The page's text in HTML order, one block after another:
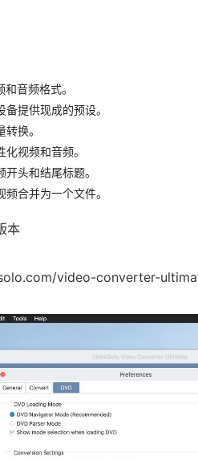
音频格式。
提供现成的预设。
换。
视频和音频。
头和结尾标题。
合并为一个文件。
本
video-converter-